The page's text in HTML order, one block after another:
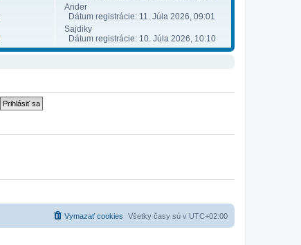
Ander
Dátum registrácie: 11. Júla 2026, 09:01
Sajdiky
Dátum registrácie: 10. Júla 2026, 10:10
Všetky časy sú v UTC+02:00
Vymazať cookies